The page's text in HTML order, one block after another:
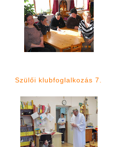
Szülői klubfoglalkozás 7.